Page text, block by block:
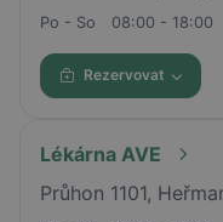
Po - So 08:00 - 18:00
Rezervovat
Lékárna AVE
Průhon 1101,